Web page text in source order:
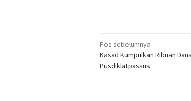
Navigasi
pos
Pos sebelumnya
Kasad Kumpulkan Ribuan
Pusdiklatpassus